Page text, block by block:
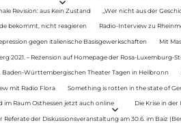
Revision: aus Kein Zustand „Wer nicht aus der
bekommt, nicht reagieren Radio-Interview zu
gegen italienische Basisgewerkschaften Mit
2021. – Rezension auf Homepage der Rosa-Luxemburg-
Württembergischen Theater Tagen in Heilbronn
mit Radio Flora Something is rotten in the state of
Raum Osthessen jetzt auch online Die Krise in
der Diskussionsveranstaltung am 30.6. im Baiz